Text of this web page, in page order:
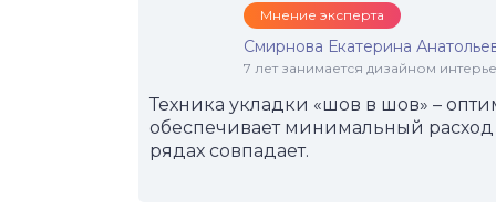
Мнение эксперта
Смирнова Екатерина
7 лет занимается дизайном
Техника укладки «шов в шов» –
обеспечивает минимальный
рядах совпадает.